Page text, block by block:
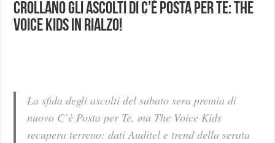
Crollano gli ascolti di C’è Posta per Te: The
Voice Kids in rialzo!
La sfida degli ascolti del sabato sera premia di
nuovo C’è Posta per Te, ma The Voice Kids
recupera terreno: dati Auditel e trend della serata